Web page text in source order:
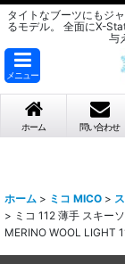
タイトなブーツにもジ
るモデル。 全面にX-
与
メニュー
ホーム 問い合わせ
ホーム > ミコ MICO >
> ミコ 112 薄手 スキー
MERINO WOOL LIGHT